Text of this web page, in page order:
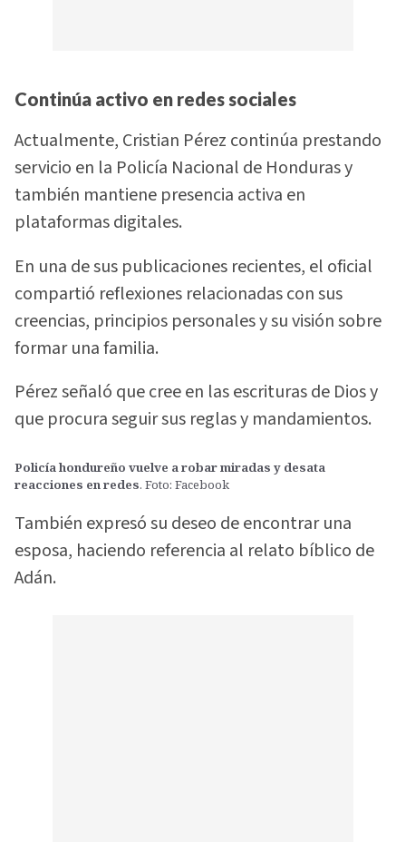
Continúa activo en redes sociales
Actualmente, Cristian Pérez continúa prestando
servicio en la Policía Nacional de Honduras y
también mantiene presencia activa en
plataformas digitales.
En una de sus publicaciones recientes, el oficial
compartió reflexiones relacionadas con sus
creencias, principios personales y su visión sobre
formar una familia.
Pérez señaló que cree en las escrituras de Dios y
que procura seguir sus reglas y mandamientos.
Policía hondureño vuelve a robar miradas y desata
reacciones en redes. Foto: Facebook
También expresó su deseo de encontrar una
esposa, haciendo referencia al relato bíblico de
Adán.